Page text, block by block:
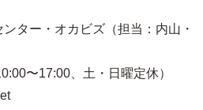
ター・オカビズ（担当：内山・
〜17:00、土・日曜定休）